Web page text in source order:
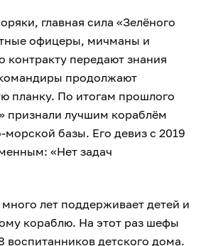
главная сила «Зелёного
офицеры, мичманы и
передают знания
продолжают
планку. По итогам прошлого
признали лучшим кораблём
базы. Его девиз с 2019
«Нет задач
лет поддерживает детей и
кораблю. На этот раз шефы
воспитанников детского дома.